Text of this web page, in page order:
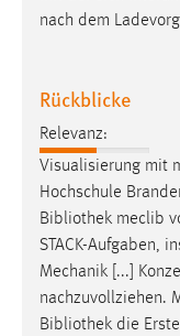
nach dem
Rückblicke
Relevanz:
Visualisierung mit
Hochschule
Bibliothek meclib
STACK-Aufgaben,
Mechanik [...]
nachzuvollziehen.
Bibliothek die
Plattformen
externen
YouTube
Vimeo